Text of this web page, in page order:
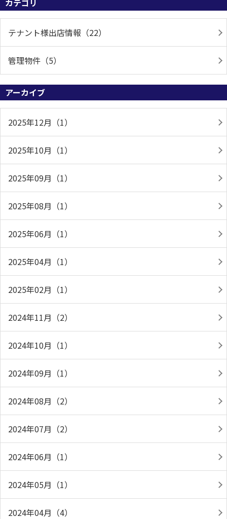
カテゴリ
テナント様出店情報（22）
管理物件（5）
アーカイブ
2025年12月（1）
2025年10月（1）
2025年09月（1）
2025年08月（1）
2025年06月（1）
2025年04月（1）
2025年02月（1）
2024年11月（2）
2024年10月（1）
2024年09月（1）
2024年08月（2）
2024年07月（2）
2024年06月（1）
2024年05月（1）
2024年04月（4）